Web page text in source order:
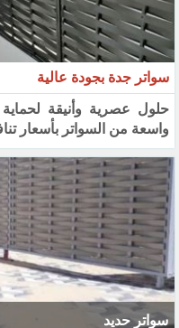
سواتر جدة بجودة عالية
حلول عصرية وأنيقة
واسعة من السواتر بأسعار
سواتر حديد